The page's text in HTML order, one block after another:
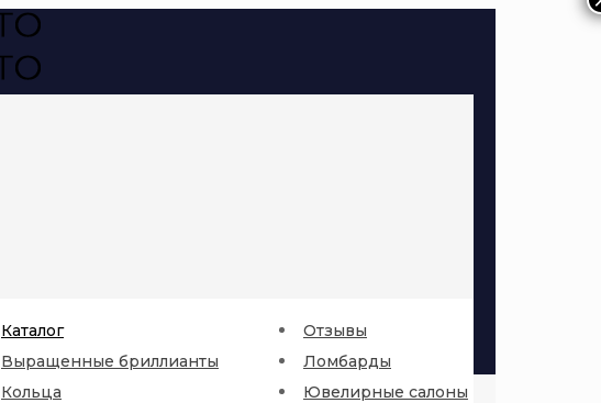
Каталог
Выращенные бриллианты
Кольца
Отзывы
Ломбарды
Ювелирные салоны